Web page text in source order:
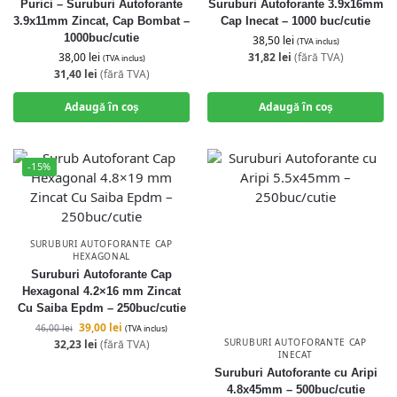
Purici – Suruburi Autoforante
3.9x11mm Zincat, Cap Bombat –
1000buc/cutie
38,00 lei (TVA inclus)
31,40 lei (fără TVA)
Adaugă în coș
Suruburi Autoforante 3.9x16mm
Cap Inecat – 1000 buc/cutie
38,50 lei (TVA inclus)
31,82 lei (fără TVA)
Adaugă în coș
-15%
SURUBURI AUTOFORANTE CAP
HEXAGONAL
Suruburi Autoforante Cap
Hexagonal 4.2×16 mm Zincat
Cu Saiba Epdm – 250buc/cutie
46,00lei 39,00 lei (TVA inclus)
32,23 lei (fără TVA)
SURUBURI AUTOFORANTE CAP
INECAT
Suruburi Autoforante cu Aripi
4.8x45mm – 500buc/cutie